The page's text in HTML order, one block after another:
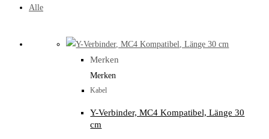
Alle
Merken
Merken
Kabel
Y-Verbinder, MC4 Kompatibel, Länge 30
cm